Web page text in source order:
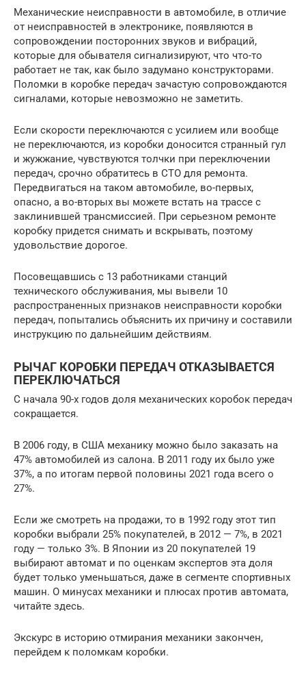
Механические неисправности в автомобиле, в отличие
от неисправностей в электронике, появляются в
сопровождении посторонних звуков и вибраций,
которые для обывателя сигнализируют, что что-то
работает не так, как было задумано конструкторами.
Поломки в коробке передач зачастую сопровождаются
сигналами, которые невозможно не заметить.
Если скорости переключаются с усилием или вообще
не переключаются, из коробки доносится странный гул
и жужжание, чувствуются толчки при переключении
передач, срочно обратитесь в СТО для ремонта.
Передвигаться на таком автомобиле, во-первых,
опасно, а во-вторых вы можете встать на трассе с
заклинившей трансмиссией. При серьезном ремонте
коробку придется снимать и вскрывать, поэтому
удовольствие дорогое.
Посовещавшись с 13 работниками станций
технического обслуживания, мы вывели 10
распространенных признаков неисправности коробки
передач, попытались объяснить их причину и составили
инструкцию по дальнейшим действиям.
РЫЧАГ КОРОБКИ ПЕРЕДАЧ ОТКАЗЫВАЕТСЯ
ПЕРЕКЛЮЧАТЬСЯ
С начала 90-х годов доля механических коробок передач
сокращается.
В 2006 году, в США механику можно было заказать на
47% автомобилей из салона. В 2011 году их было уже
37%, а по итогам первой половины 2021 года всего о
27%.
Если же смотреть на продажи, то в 1992 году этот тип
коробки выбрали 25% покупателей, в 2012 — 7%, в 2021
году — только 3%. В Японии из 20 покупателей 19
выбирают автомат и по оценкам экспертов эта доля
будет только уменьшаться, даже в сегменте спортивных
машин. О минусах механики и плюсах против автомата,
читайте здесь.
Экскурс в историю отмирания механики закончен,
перейдем к поломкам коробки.